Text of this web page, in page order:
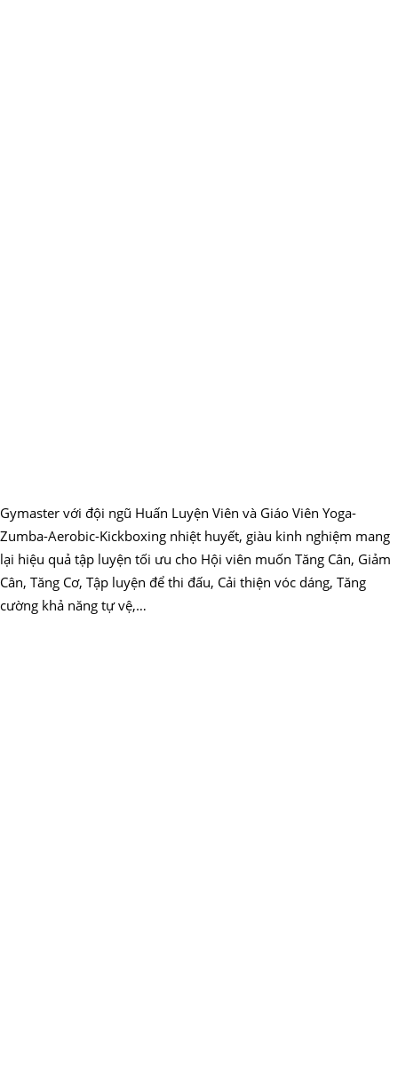
Gymaster với đội ngũ Huấn Luyện Viên và Giáo Viên Yoga-
Zumba-Aerobic-Kickboxing nhiệt huyết, giàu kinh nghiệm mang
lại hiệu quả tập luyện tối ưu cho Hội viên muốn Tăng Cân, Giảm
Cân, Tăng Cơ, Tập luyện để thi đấu, Cải thiện vóc dáng, Tăng
cường khả năng tự vệ,…